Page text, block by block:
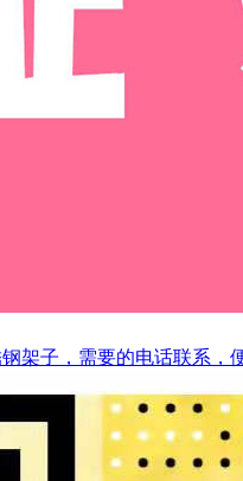
架子，需要的电话联系，